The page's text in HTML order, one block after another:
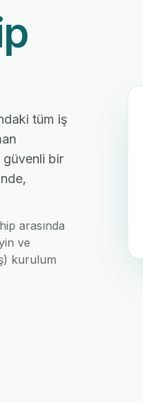
tüm iş
güvenli bir
arasında
ve
kurulum